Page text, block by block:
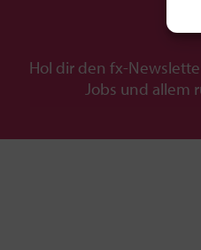
Hol dir den fx-
Jobs und allem